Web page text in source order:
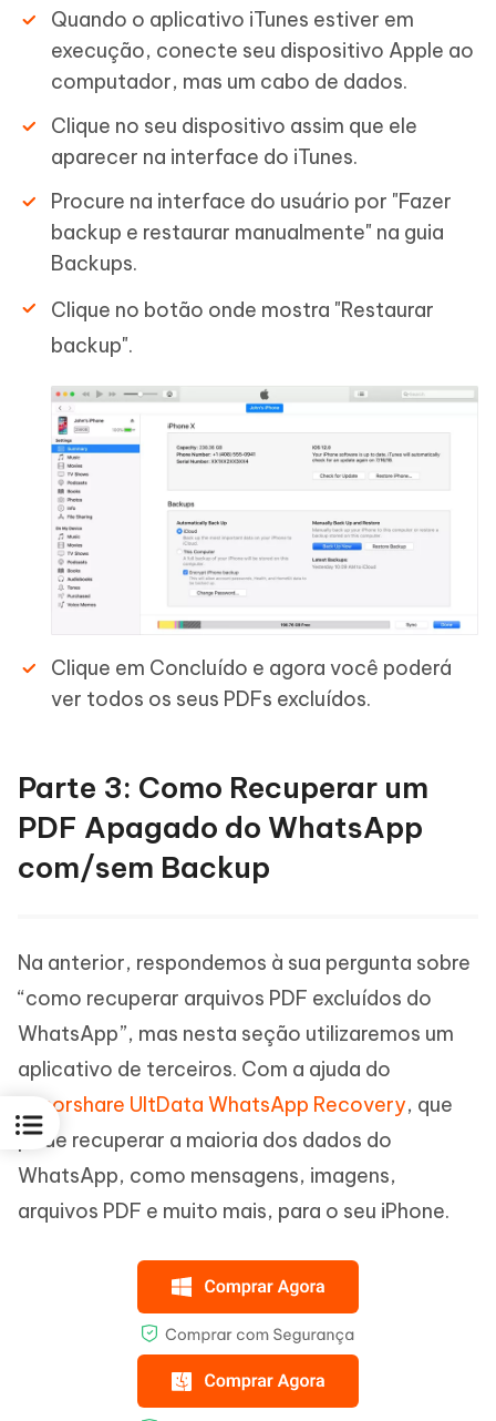
Quando o aplicativo iTunes estiver em
execução, conecte seu dispositivo Apple ao
computador, mas um cabo de dados.
Clique no seu dispositivo assim que ele
aparecer na interface do iTunes.
Procure na interface do usuário por "Fazer
backup e restaurar manualmente" na guia
Backups.
Clique no botão onde mostra "Restaurar
backup".
Clique em Concluído e agora você poderá
ver todos os seus PDFs excluídos.
Parte 3: Como Recuperar um
PDF Apagado do WhatsApp
com/sem Backup
Na anterior, respondemos à sua pergunta sobre
“como recuperar arquivos PDF excluídos do
WhatsApp”, mas nesta seção utilizaremos um
aplicativo de terceiros. Com a ajuda do
Tenorshare UltData WhatsApp Recovery, que
pode recuperar a maioria dos dados do
WhatsApp, como mensagens, imagens,
arquivos PDF e muito mais, para o seu iPhone.